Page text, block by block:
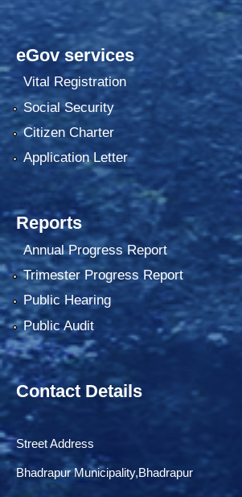
eGov services
Vital Registration
Social Security
Citizen Charter
Application Letter
Reports
Annual Progress Report
Trimester Progress Report
Public Hearing
Public Audit
Contact Details
Street Address
Bhadrapur Municipality,Bhadrapur